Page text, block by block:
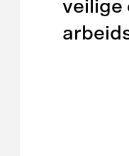
veilige